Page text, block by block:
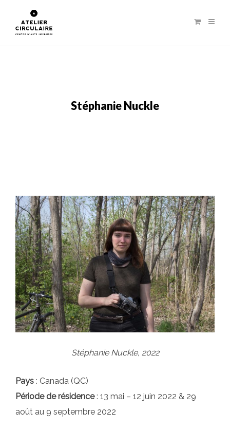
Stéphanie Nuckle
Stéphanie Nuckle, 2022
Pays : Canada (QC)
Période de résidence: 13 mai – 12 juin 2022 & 29
août au 9 septembre 2022